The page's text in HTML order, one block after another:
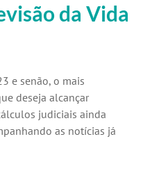
da Vida
e senão, o mais
deseja alcançar
judiciais ainda
as notícias já